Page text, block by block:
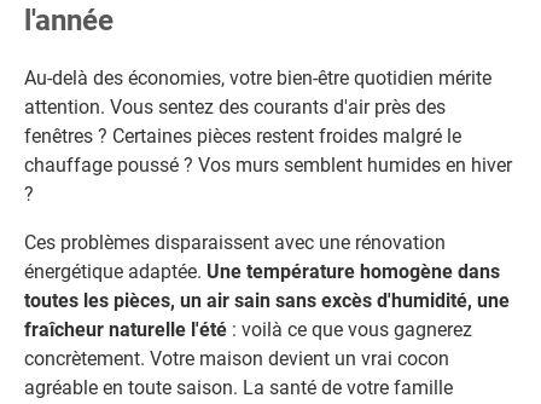
l'année
Au-delà des économies, votre bien-être quotidien mérite
attention. Vous sentez des courants d'air près des
fenêtres ? Certaines pièces restent froides malgré le
chauffage poussé ? Vos murs semblent humides en hiver
?
Ces problèmes disparaissent avec une rénovation
énergétique adaptée. Une température homogène dans
toutes les pièces, un air sain sans excès d'humidité, une
fraîcheur naturelle l'été : voilà ce que vous gagnerez
concrètement. Votre maison devient un vrai cocon
agréable en toute saison. La santé de votre famille